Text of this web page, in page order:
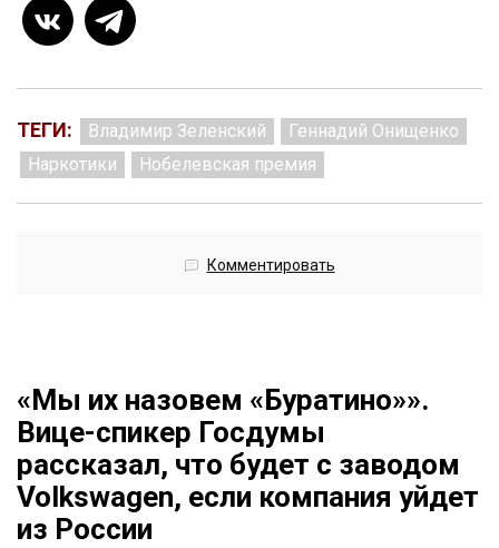
ТЕГИ: Владимир Зеленский
Геннадий Онищенко
Наркотики
Нобелевская премия
Комментировать
«Мы их назовем «Буратино»».
Вице-спикер Госдумы
рассказал, что будет с заводом
Volkswagen, если компания уйдет
из России